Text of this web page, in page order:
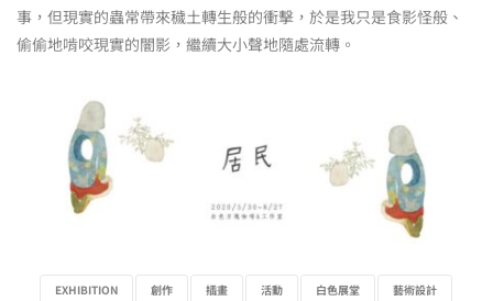
事，但現實的蟲常帶來穢土轉生般的衝擊，於是我只是食影怪般、
偷偷地啃咬現實的闇影，繼續大小聲地隨處流轉。
EXHIBITION 創作 插畫 活動 白色展堂 藝術設計